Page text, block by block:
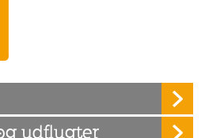
udflugter